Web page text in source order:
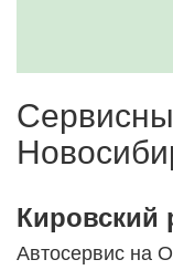
Кировский
Автосервис на